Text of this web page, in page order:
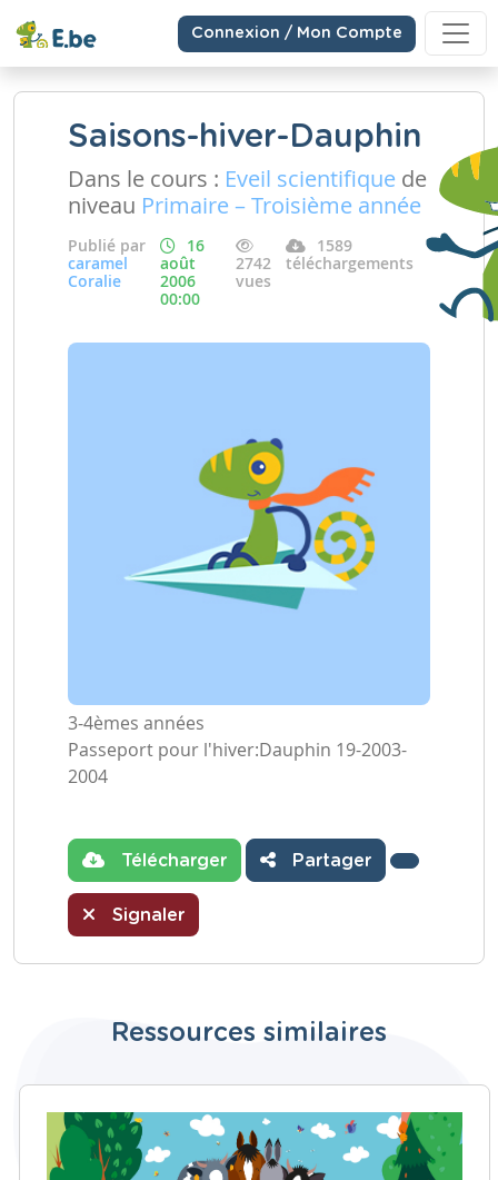
Connexion / Mon Compte
Saisons-hiver-Dauphin
Dans le cours : Eveil scientifique de
niveau Primaire – Troisième année
Publié par
caramel
Coralie
16
août
2006
00:00
2742
vues
1589
téléchargements
3-4èmes années
Passeport pour l'hiver:Dauphin 19-2003-
2004
Télécharger Partager
Signaler
Ressources similaires